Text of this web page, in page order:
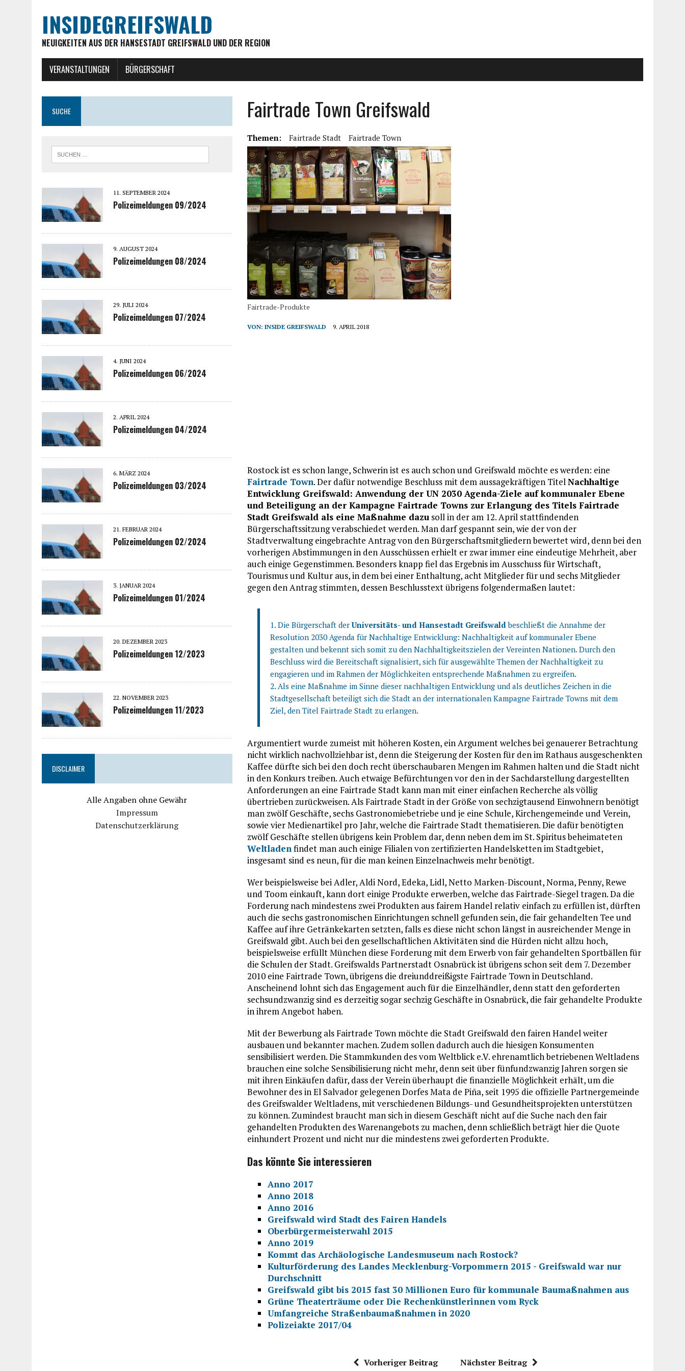
INSIDEGREIFSWALD
NEUIGKEITEN AUS DER HANSESTADT GREIFSWALD UND DER REGION
VERANSTALTUNGEN BÜRGERSCHAFT
Fairtrade Town Greifswald
Themen: Fairtrade Stadt Fairtrade Town
Fairtrade-Produkte
VON:INSIDE GREIFSWALD 9. APRIL 2018
Rostock ist es schon lange, Schwerin ist es auch schon und Greifswald möchte es werden: eine
Fairtrade Town. Der dafür notwendige Beschluss mit dem aussagekräftigen TitelNachhaltige
Entwicklung Greifswald: Anwendung der UN 2030 Agenda-Ziele auf kommunaler Ebene
und Beteiligung an der Kampagne Fairtrade Towns zur Erlangung des Titels Fairtrade
Stadt Greifswald als eine Maßnahme dazu soll in der am 12. April stattfindenden
Bürgerschaftssitzung verabschiedet werden. Man darf gespannt sein, wie der von der
Stadtverwaltung eingebrachte Antrag von den Bürgerschaftsmitgliedern bewertet wird, denn bei den
vorherigen Abstimmungen in den Ausschüssen erhielt er zwar immer eine eindeutige Mehrheit, aber
auch einige Gegenstimmen. Besonders knapp fiel das Ergebnis im Ausschuss für Wirtschaft,
Tourismus und Kultur aus, in dem bei einer Enthaltung, acht Mitglieder für und sechs Mitglieder
gegen den Antrag stimmten, dessen Beschlusstext übrigens folgendermaßen lautet:
1. Die Bürgerschaft derUniversitäts- und Hansestadt Greifswaldbeschließt die Annahme der
Resolution 2030 Agenda für Nachhaltige Entwicklung: Nachhaltigkeit auf kommunaler Ebene
gestalten und bekennt sich somit zu den Nachhaltigkeitszielen der Vereinten Nationen. Durch den
Beschluss wird die Bereitschaft signalisiert, sich für ausgewählte Themen der Nachhaltigkeit zu
engagieren und im Rahmen der Möglichkeiten entsprechende Maßnahmen zu ergreifen.
2. Als eine Maßnahme im Sinne dieser nachhaltigen Entwicklung und als deutliches Zeichen in die
Stadtgesellschaft beteiligt sich die Stadt an der internationalen Kampagne Fairtrade Towns mit dem
Ziel, den Titel Fairtrade Stadt zu erlangen.
Argumentiert wurde zumeist mit höheren Kosten, ein Argument welches bei genauerer Betrachtung
nicht wirklich nachvollziehbar ist, denn die Steigerung der Kosten für den im Rathaus ausgeschenkten
Kaffee dürfte sich bei den doch recht überschaubaren Mengen im Rahmen halten und die Stadt nicht
in den Konkurs treiben. Auch etwaige Befürchtungen vor den in der Sachdarstellung dargestellten
Anforderungen an eine Fairtrade Stadt kann man mit einer einfachen Recherche als völlig
übertrieben zurückweisen. Als Fairtrade Stadt in der Größe von sechzigtausend Einwohnern benötigt
man zwölf Geschäfte, sechs Gastronomiebetriebe und je eine Schule, Kirchengemeinde und Verein,
sowie vier Medienartikel pro Jahr, welche die Fairtrade Stadt thematisieren. Die dafür benötigten
zwölf Geschäfte stellen übrigens kein Problem dar, denn neben dem im St. Spiritus beheimateten
Weltladenfindet man auch einige Filialen von zertifizierten Handelsketten im Stadtgebiet,
insgesamt sind es neun, für die man keinen Einzelnachweis mehr benötigt.
Wer beispielsweise bei Adler, Aldi Nord, Edeka, Lidl, Netto Marken-Discount, Norma, Penny, Rewe
und Toom einkauft, kann dort einige Produkte erwerben, welche das Fairtrade-Siegel tragen. Da die
Forderung nach mindestens zwei Produkten aus fairem Handel relativ einfach zu erfüllen ist, dürften
auch die sechs gastronomischen Einrichtungen schnell gefunden sein, die fair gehandelten Tee und
Kaffee auf ihre Getränkekarten setzten, falls es diese nicht schon längst in ausreichender Menge in
Greifswald gibt. Auch bei den gesellschaftlichen Aktivitäten sind die Hürden nicht allzu hoch,
beispielsweise erfüllt München diese Forderung mit dem Erwerb von fair gehandelten Sportbällen für
die Schulen der Stadt. Greifswalds Partnerstadt Osnabrück ist übrigens schon seit dem 7. Dezember
2010 eine Fairtrade Town, übrigens die dreiunddreißigste Fairtrade Town in Deutschland.
Anscheinend lohnt sich das Engagement auch für die Einzelhändler, denn statt den geforderten
sechsundzwanzig sind es derzeitig sogar sechzig Geschäfte in Osnabrück, die fair gehandelte Produkte
in ihrem Angebot haben.
Mit der Bewerbung als Fairtrade Town möchte die Stadt Greifswald den fairen Handel weiter
ausbauen und bekannter machen. Zudem sollen dadurch auch die hiesigen Konsumenten
sensibilisiert werden. Die Stammkunden des vom Weltblick e.V. ehrenamtlich betriebenen Weltladens
brauchen eine solche Sensibilisierung nicht mehr, denn seit über fünfundzwanzig Jahren sorgen sie
mit ihren Einkäufen dafür, dass der Verein überhaupt die finanzielle Möglichkeit erhält, um die
Bewohner des in El Salvador gelegenen Dorfes Mata de Piña, seit 1995 die offizielle Partnergemeinde
des Greifswalder Weltladens, mit verschiedenen Bildungs- und Gesundheitsprojekten unterstützen
zu können. Zumindest braucht man sich in diesem Geschäft nicht auf die Suche nach den fair
gehandelten Produkten des Warenangebots zu machen, denn schließlich beträgt hier die Quote
einhundert Prozent und nicht nur die mindestens zwei geforderten Produkte.
Das könnte Sie interessieren
Anno 2017
Anno 2018
Anno 2016
Greifswald wird Stadt des Fairen Handels
Oberbürgermeisterwahl 2015
Anno 2019
Kommt das Archäologische Landesmuseum nach Rostock?
Kulturförderung des Landes Mecklenburg-Vorpommern 2015 - Greifswald war nur
Durchschnitt
Greifswald gibt bis 2015 fast 30 Millionen Euro für kommunale Baumaßnahmen aus
Grüne Theaterträume oder Die Rechenkünstlerinnen vom Ryck
Umfangreiche Straßenbaumaßnahmen in 2020
Polizeiakte 2017/04
Vorheriger Beitrag Nächster Beitrag
SUCHE
11. SEPTEMBER 2024
Polizeimeldungen 09/2024
9. AUGUST 2024
Polizeimeldungen 08/2024
29. JULI 2024
Polizeimeldungen 07/2024
4. JUNI 2024
Polizeimeldungen 06/2024
2. APRIL 2024
Polizeimeldungen 04/2024
6. MÄRZ 2024
Polizeimeldungen 03/2024
21. FEBRUAR 2024
Polizeimeldungen 02/2024
3. JANUAR 2024
Polizeimeldungen 01/2024
20. DEZEMBER 2023
Polizeimeldungen 12/2023
22. NOVEMBER 2023
Polizeimeldungen 11/2023
DISCLAIMER
Alle Angaben ohne Gewähr
Impressum
Datenschutzerklärung